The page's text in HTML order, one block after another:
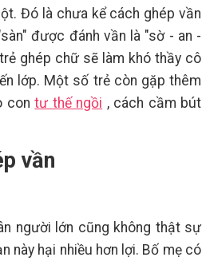
Đó là chưa kể cách ghép vần
được đánh vần là "sờ - an -
ghép chữ sẽ làm khó thầy cô
lớp. Một số trẻ còn gặp thêm
contư thế ngồi , cách cầm bút
vần
người lớn cũng không thật sự
này hại nhiều hơn lợi. Bố mẹ có